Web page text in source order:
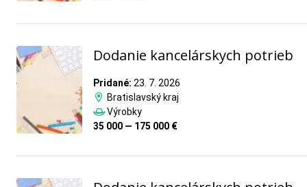
Dodanie kancelárskych potrieb
Pridané: 23. 7. 2026
Bratislavský kraj
Výrobky
35 000 — 175 000 €